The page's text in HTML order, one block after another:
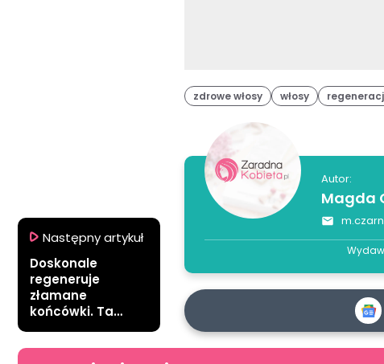
zdrowe włosy włosy
Autor:
Magda
Następny artykuł
Doskonale
regeneruje
złamane
końcówki. Ta